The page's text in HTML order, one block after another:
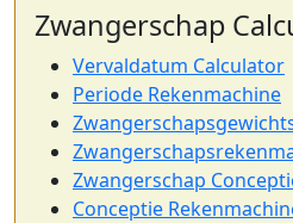
Zwangerschap
Vervaldatum Calculator
Periode Rekenmachine
Zwangerschap
Conceptie